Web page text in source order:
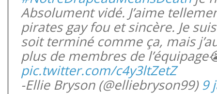
Absolument vidé. J’aime
pirates gay fou et sincère. Je
soit terminé comme ça, mais
plus de membres de l’équipage
pic.twitter.com/c4y3ltZetZ
-Ellie Bryson (@elliebryson99)9